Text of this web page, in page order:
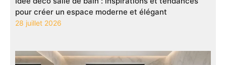
pour créer un espace moderne et élégant
28 juillet 2026